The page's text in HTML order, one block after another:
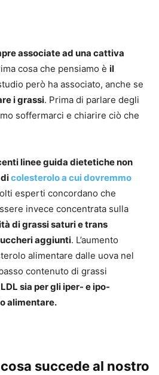
associate ad una cattiva
cosa che pensiamo è il
però ha associato, anche se
i grassi. Prima di parlare degli
soffermarci e chiarire ciò che
linee guida dietetiche non
colesterolo a cui dovremmo
esperti concordano che
invece concentrata sulla
di grassi saturi e trans
aggiunti. L’aumento
alimentare dalle uova nel
contenuto di grassi
sia per gli iper- e ipo-
alimentare.
succede al nostro